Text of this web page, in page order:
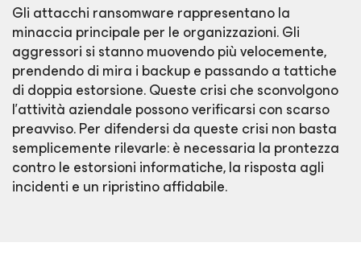
Gli attacchi ransomware rappresentano la
minaccia principale per le organizzazioni. Gli
aggressori si stanno muovendo più velocemente,
prendendo di mira i backup e passando a tattiche
di doppia estorsione. Queste crisi che sconvolgono
l'attività aziendale possono verificarsi con scarso
preavviso. Per difendersi da queste crisi non basta
semplicemente rilevarle: è necessaria la prontezza
contro le estorsioni informatiche, la risposta agli
incidenti e un ripristino affidabile.